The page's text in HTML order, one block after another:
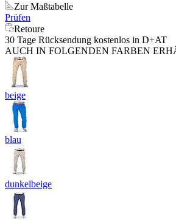
Zur Maßtabelle
Prüfen
Retoure
30 Tage Rücksendung kostenlos in D+AT
AUCH IN FOLGENDEN FARBEN
beige
blau
dunkelbeige